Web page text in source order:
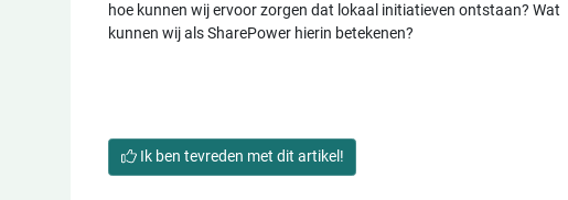
hoe kunnen wij ervoor zorgen dat lokaal initiatieven ontstaan? Wat
kunnen wij als SharePower hierin betekenen?
Ik ben tevreden met dit artikel!